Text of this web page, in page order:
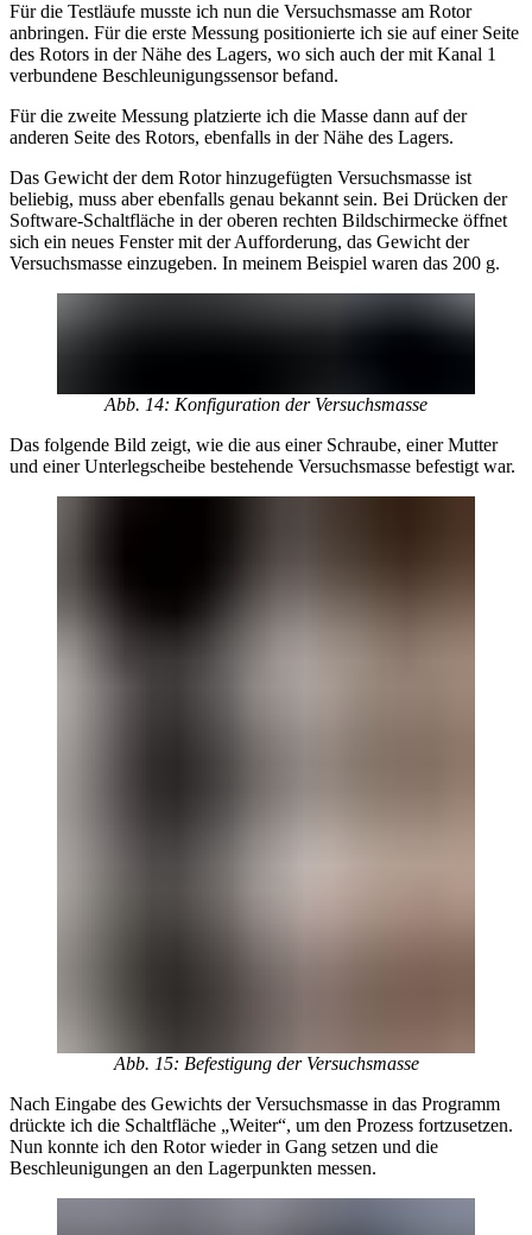
Für die Testläufe musste ich nun die Versuchsmasse am Rotor
anbringen. Für die erste Messung positionierte ich sie auf einer Seite
des Rotors in der Nähe des Lagers, wo sich auch der mit Kanal 1
verbundene Beschleunigungssensor befand.
Für die zweite Messung platzierte ich die Masse dann auf der
anderen Seite des Rotors, ebenfalls in der Nähe des Lagers.
Das Gewicht der dem Rotor hinzugefügten Versuchsmasse ist
beliebig, muss aber ebenfalls genau bekannt sein. Bei Drücken der
Software-Schaltfläche in der oberen rechten Bildschirmecke öffnet
sich ein neues Fenster mit der Aufforderung, das Gewicht der
Versuchsmasse einzugeben. In meinem Beispiel waren das 200 g.
Abb. 14: Konfiguration der Versuchsmasse
Das folgende Bild zeigt, wie die aus einer Schraube, einer Mutter
und einer Unterlegscheibe bestehende Versuchsmasse befestigt war.
Abb. 15: Befestigung der Versuchsmasse
Nach Eingabe des Gewichts der Versuchsmasse in das Programm
drückte ich die Schaltfläche „Weiter“, um den Prozess fortzusetzen.
Nun konnte ich den Rotor wieder in Gang setzen und die
Beschleunigungen an den Lagerpunkten messen.